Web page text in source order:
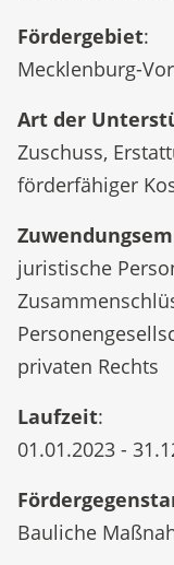
Fördergebiet:
Mecklenburg-
Art der
Zuschuss,
förderfähiger
juristische
privaten Rechts
Laufzeit:
01.01.2023 -
Bauliche